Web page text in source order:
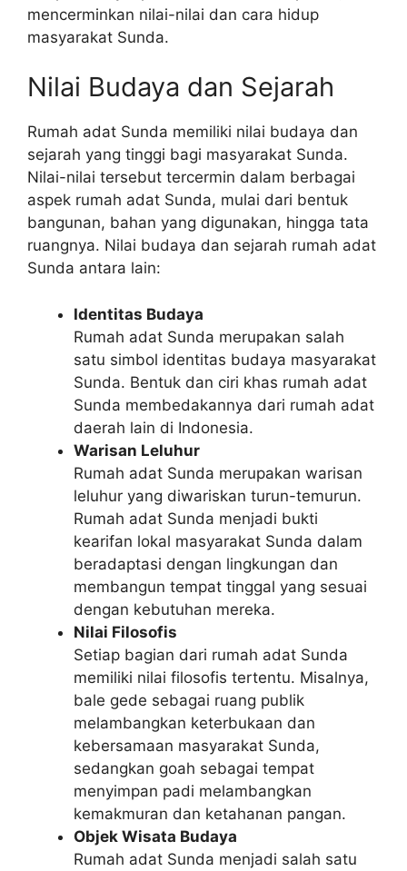
mencerminkan nilai-nilai dan cara hidup
masyarakat Sunda.
Nilai Budaya dan Sejarah
Rumah adat Sunda memiliki nilai budaya dan
sejarah yang tinggi bagi masyarakat Sunda.
Nilai-nilai tersebut tercermin dalam berbagai
aspek rumah adat Sunda, mulai dari bentuk
bangunan, bahan yang digunakan, hingga tata
ruangnya. Nilai budaya dan sejarah rumah adat
Sunda antara lain:
Identitas Budaya
Rumah adat Sunda merupakan salah
satu simbol identitas budaya masyarakat
Sunda. Bentuk dan ciri khas rumah adat
Sunda membedakannya dari rumah adat
daerah lain di Indonesia.
Warisan Leluhur
Rumah adat Sunda merupakan warisan
leluhur yang diwariskan turun-temurun.
Rumah adat Sunda menjadi bukti
kearifan lokal masyarakat Sunda dalam
beradaptasi dengan lingkungan dan
membangun tempat tinggal yang sesuai
dengan kebutuhan mereka.
Nilai Filosofis
Setiap bagian dari rumah adat Sunda
memiliki nilai filosofis tertentu. Misalnya,
bale gede sebagai ruang publik
melambangkan keterbukaan dan
kebersamaan masyarakat Sunda,
sedangkan goah sebagai tempat
menyimpan padi melambangkan
kemakmuran dan ketahanan pangan.
Objek Wisata Budaya
Rumah adat Sunda menjadi salah satu